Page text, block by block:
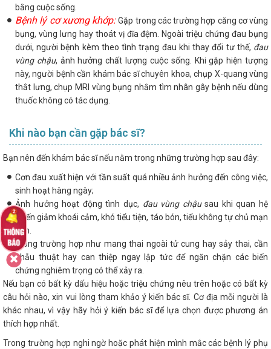
bằng cuộc sống.
Bệnh lý cơ xương khớp: Gặp trong các trường hợp căng cơ vùng
bụng, vùng lưng hay thoát vị đĩa đệm. Ngoài triệu chứng đau bụng
dưới, người bệnh kèm theo tình trạng đau khi thay đổi tư thế, đau
vùng chậu, ảnh hưởng chất lượng cuộc sống. Khi gặp hiện tượng
này, người bệnh cần khám bác sĩ chuyên khoa, chụp X-quang vùng
thắt lưng, chụp MRI vùng bụng nhằm tìm nhân gây bệnh nếu dùng
thuốc không có tác dụng.
Khi nào bạn cần gặp bác sĩ?
Bạn nên đến khám bác sĩ nếu nằm trong những trường hợp sau đây:
Cơn đau xuất hiện với tần suất quá nhiều ảnh hưởng đến công việc,
sinh hoạt hàng ngày;
Ảnh hưởng hoạt động tình dục, đau vùng chậusau khi quan hệ
khiến giảm khoái cảm, khó tiểu tiện, táo bón, tiểu không tự chủ mạn
tính.
Trong trường hợp như mang thai ngoài tử cung hay sảy thai, cần
phẫu thuật hay can thiệp ngay lập tức để ngăn chặn các biến
chứng nghiêm trọng có thể xảy ra.
Nếu bạn có bất kỳ dấu hiệu hoặc triệu chứng nêu trên hoặc có bất kỳ
câu hỏi nào, xin vui lòng tham khảo ý kiến bác sĩ. Cơ địa mỗi người là
khác nhau, vì vậy hãy hỏi ý kiến bác sĩ để lựa chọn được phương án
thích hợp nhất.
Trong trường hợp nghi ngờ hoặc phát hiện mình mắc các bệnh lý phụ